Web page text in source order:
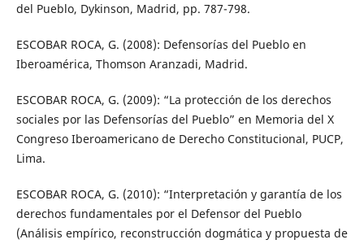
del Pueblo, Dykinson, Madrid, pp. 787-798.
ESCOBAR ROCA, G. (2008): Defensorías del Pueblo en
Iberoamérica, Thomson Aranzadi, Madrid.
ESCOBAR ROCA, G. (2009): “La protección de los derechos
sociales por las Defensorías del Pueblo” en Memoria del X
Congreso Iberoamericano de Derecho Constitucional, PUCP,
Lima.
ESCOBAR ROCA, G. (2010): “Interpretación y garantía de los
derechos fundamentales por el Defensor del Pueblo
(Análisis empírico, reconstrucción dogmática y propuesta de